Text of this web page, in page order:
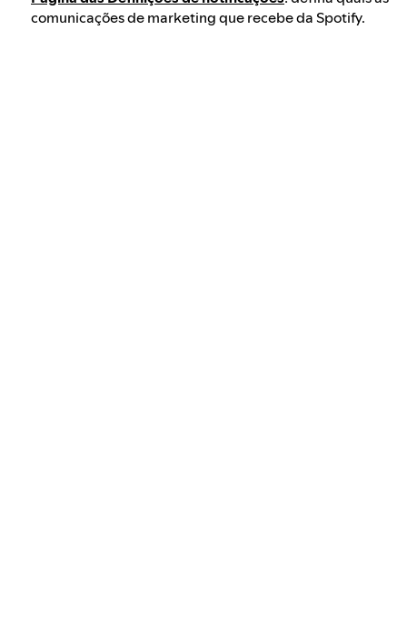
Compreender as recomendações
comunicações de marketing que recebe da Spotify.